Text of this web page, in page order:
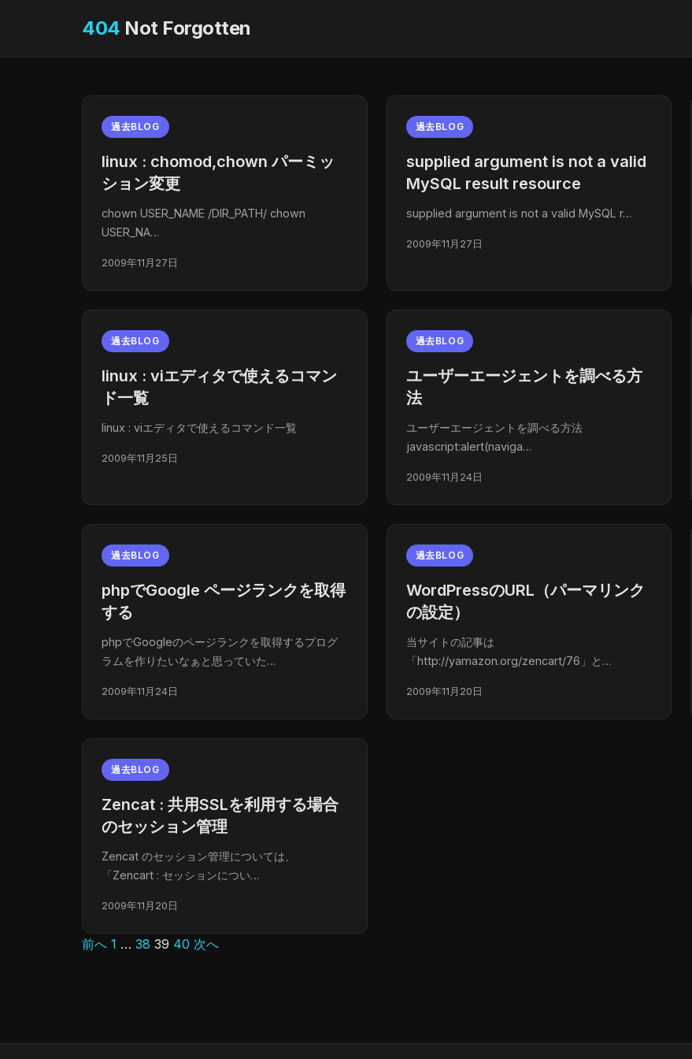
404 Not Forgotten
過去BLOG
linux : chomod,chown パーミッ
ション変更
chown USER_NAME /DIR_PATH/ chown
USER_NA…
2009年11月27日
過去BLOG
supplied argument is not a valid
MySQL result resource
supplied argument is not a valid MySQL r…
2009年11月27日
過去BLOG
linux : viエディタで使えるコマン
ド一覧
linux : viエディタで使えるコマンド一覧
2009年11月25日
過去BLOG
ユーザーエージェントを調べる方
法
ユーザーエージェントを調べる方法
javascript:alert(naviga…
2009年11月24日
過去BLOG
phpでGoogle ページランクを取得
する
phpでGoogleのページランクを取得するプログ
ラムを作りたいなぁと思っていた…
2009年11月24日
過去BLOG
WordPressのURL（パーマリンク
の設定）
当サイトの記事は
「http://yamazon.org/zencart/76」と…
2009年11月20日
過去BLOG
Zencat : 共用SSLを利用する場合
のセッション管理
Zencat のセッション管理については、
「Zencart : セッションについ…
2009年11月20日
投
ペ
前へ 1 … 38 39 40 次へ